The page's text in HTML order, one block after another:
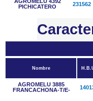
PICHICATERO
231562
Nombre
AGROMELU 3885
FRANCACHONA-T/E-